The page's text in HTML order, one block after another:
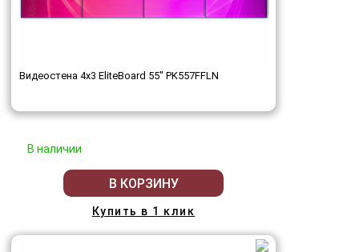
Видеостена 4x3 EliteBoard 55" PK557FFLN
В наличии
В КОРЗИНУ
Купить в 1 клик